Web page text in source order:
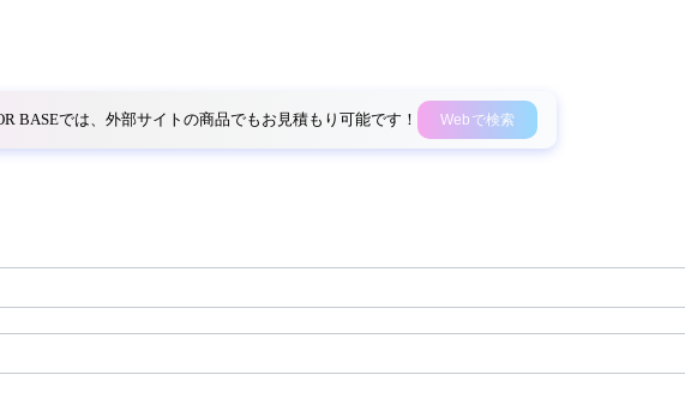
BASEでは、外部サイトの商品でもお見積もり可能です！ Webで検索